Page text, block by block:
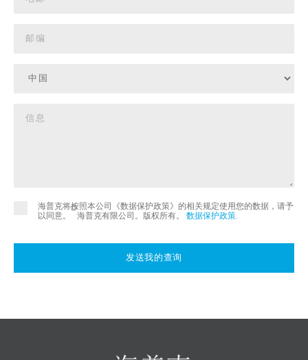
海普克将按照本公司《数据保护政策》的相关规定使用您的数据，请予
以同意。
©
海普克有限公司。版权所有。 数据保护政策.
发送我的查询